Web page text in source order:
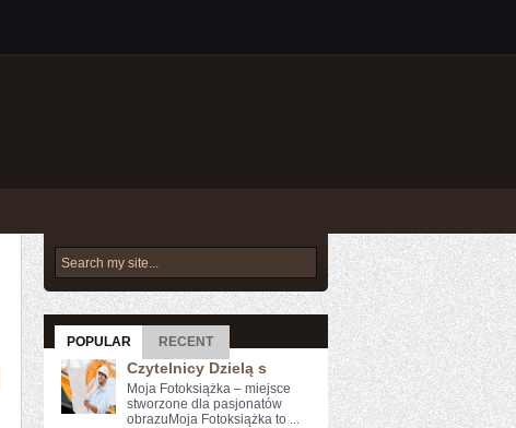
POPULAR RECENT
Czytelnicy Dzielą s
Moja Fotoksiążka – miejsce
stworzone dla pasjonatów
obrazuMoja Fotoksiążka to ...